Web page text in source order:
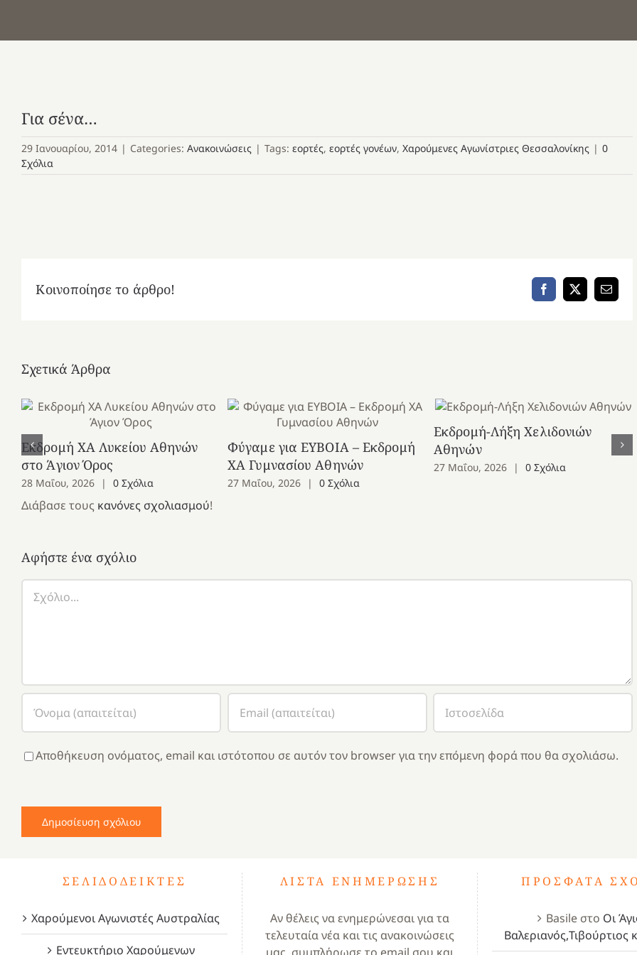
Για σένα…
29 Ιανουαρίου, 2014 | Categories: Ανακοινώσεις | Tags: εορτές, εορτές γονέων, Χαρούμενες Αγωνίστριες Θεσσαλονίκης | 0
Σχόλια
Κοινοποίησε το άρθρο! Facebook
X Email
Σχετικά Άρθρα
Εκδρομή ΧΑ Λυκείου Αθηνών
στο Άγιον Όρος
28 Μαΐου, 2026 | 0 Σχόλια
Φύγαμε για ΕΥΒΟΙΑ – Εκδρομή
ΧΑ Γυμνασίου Αθηνών
27 Μαΐου, 2026 | 0 Σχόλια
Εκδρομή-Λήξη Χελιδονιών
Αθηνών
27 Μαΐου, 2026 | 0 Σχόλια
Διάβασε τους κανόνες σχολιασμού!
Αφήστε ένα σχόλιο
Αποθήκευση ονόματος, email και ιστότοπου σε αυτόν τον browser για την επόμενη φορά που θα σχολιάσω.
ΣΕΛΙΔΟΔΕΊΚΤΕΣ
Χαρούμενοι Αγωνιστές Αυστραλίας
Εντευκτήριο Χαρούμενων
ΛΊΣΤΑ ΕΝΗΜΈΡΩΣΗΣ
Αν θέλεις να ενημερώνεσαι για τα
τελευταία νέα και τις ανακοινώσεις
ΠΡΌΣΦΑΤΑ
Basileστο Οι
Βαλεριανός,Τιβούρτιος